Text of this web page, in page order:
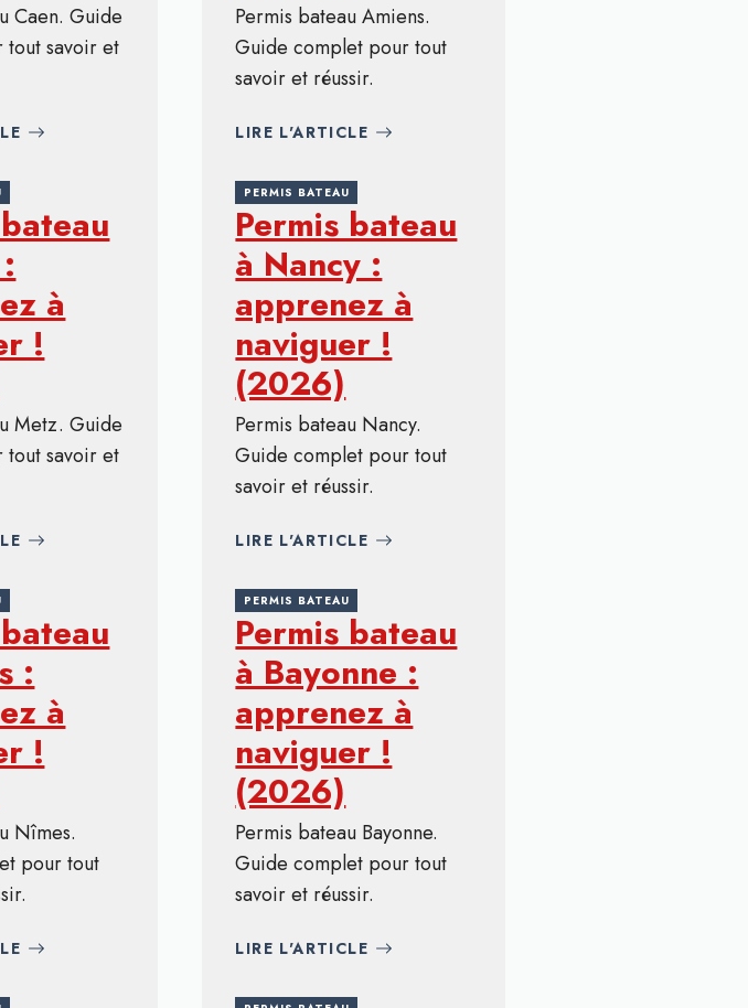
Caen. Guide
savoir et
Permis bateau Amiens.
Guide complet pour tout
savoir et réussir.
LIRE L'ARTICLE
à
!
Metz. Guide
savoir et
PERMIS BATEAU
Permis bateau
à Nancy :
apprenez à
naviguer !
(2026)
Permis bateau Nancy.
Guide complet pour tout
savoir et réussir.
LIRE L'ARTICLE
:
à
!
Nîmes.
pour tout
PERMIS BATEAU
Permis bateau
à Bayonne :
apprenez à
naviguer !
(2026)
Permis bateau Bayonne.
Guide complet pour tout
savoir et réussir.
LIRE L'ARTICLE